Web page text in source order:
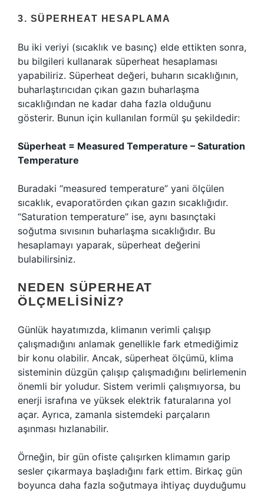
3. SÜPERHEAT HESAPLAMA
Bu iki veriyi (sıcaklık ve basınç) elde ettikten sonra,
bu bilgileri kullanarak süperheat hesaplaması
yapabiliriz. Süperheat değeri, buharın sıcaklığının,
buharlaştırıcıdan çıkan gazın buharlaşma
sıcaklığından ne kadar daha fazla olduğunu
gösterir. Bunun için kullanılan formül şu şekildedir:
Süperheat = Measured Temperature – Saturation
Temperature
Buradaki “measured temperature” yani ölçülen
sıcaklık, evaporatörden çıkan gazın sıcaklığıdır.
“Saturation temperature” ise, aynı basınçtaki
soğutma sıvısının buharlaşma sıcaklığıdır. Bu
hesaplamayı yaparak, süperheat değerini
bulabilirsiniz.
NEDEN SÜPERHEAT
ÖLÇMELISINIZ?
Günlük hayatımızda, klimanın verimli çalışıp
çalışmadığını anlamak genellikle fark etmediğimiz
bir konu olabilir. Ancak, süperheat ölçümü, klima
sisteminin düzgün çalışıp çalışmadığını belirlemenin
önemli bir yoludur. Sistem verimli çalışmıyorsa, bu
enerji israfına ve yüksek elektrik faturalarına yol
açar. Ayrıca, zamanla sistemdeki parçaların
aşınması hızlanabilir.
Örneğin, bir gün ofiste çalışırken klimamın garip
sesler çıkarmaya başladığını fark ettim. Birkaç gün
boyunca daha fazla soğutmaya ihtiyaç duyduğumu